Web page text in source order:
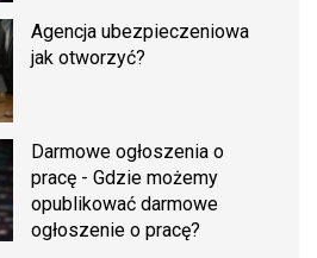
Agencja ubezpieczeniowa
jak otworzyć?
Darmowe ogłoszenia o
pracę - Gdzie możemy
opublikować darmowe
ogłoszenie o pracę?